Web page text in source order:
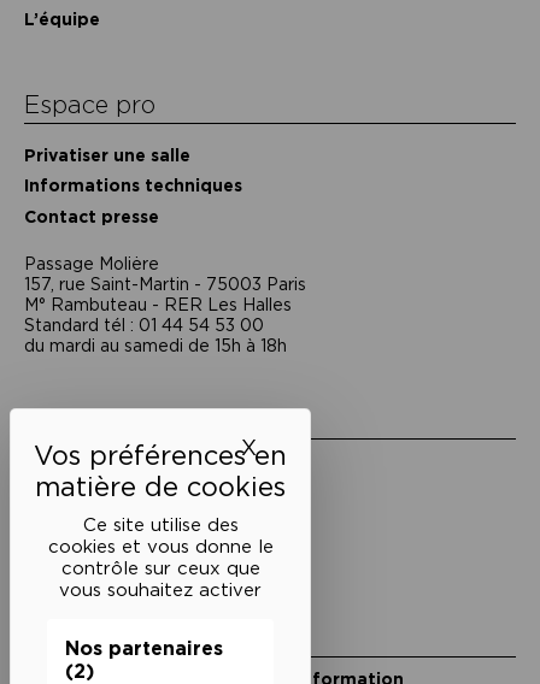
Ce site utilise des
cookies et vous donne le
contrôle sur ceux que
vous souhaitez activer
Nos partenaires
(2)
XMasquer le bandeau des
L’équipe
Espace pro
Privatiser une salle
Informations techniques
Contact presse
Passage Moliėre
157, rue Saint-Martin - 75003 Paris
M° Rambuteau - RER Les Halles
Standard tél : 01 44 54 53 00
du mardi au samedi de 15h à 18h
Mentions légales
Politique de confidentialité
Conditions générales de vente
Cookies
Restons en lien
Inscrivez-vous à notre lettre d’information